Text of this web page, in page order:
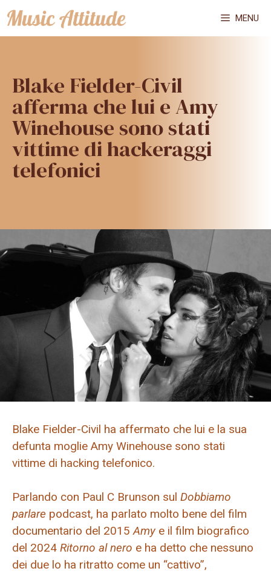
Vai
al
MENU
Blake Fielder-Civil
afferma che lui e Amy
Winehouse sono stati
vittime di hackeraggi
telefonici
Blake Fielder-Civil ha affermato che lui e la sua
defunta moglie Amy Winehouse sono stati
vittime di hacking telefonico.
Parlando con Paul C Brunson sul Dobbiamo
parlare podcast, ha parlato molto bene del film
documentario del 2015Amy e il film biografico
del 2024 Ritorno al nero e ha detto che nessuno
dei due lo ha ritratto come un “cattivo”,